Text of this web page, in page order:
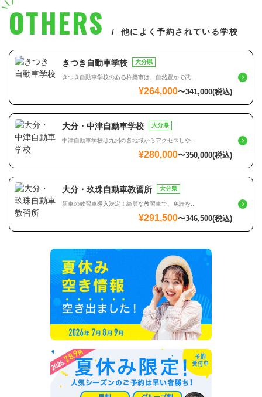
OTHERS 他によく予約されている学校
大分県
きつき自動車学校
きつき自動車学校のある杵築市は、自然豊かで武...
¥264,000〜341,000(税込)
大分県
大分・中津自動車学校
中津自動車学校は九州の各地域からアクセスしや...
¥280,000〜350,000(税込)
大分県
大分・玖珠自動車教習所
新車の教習車導入決定！綺麗な教習車で、免許を...
¥291,500〜346,500(税込)